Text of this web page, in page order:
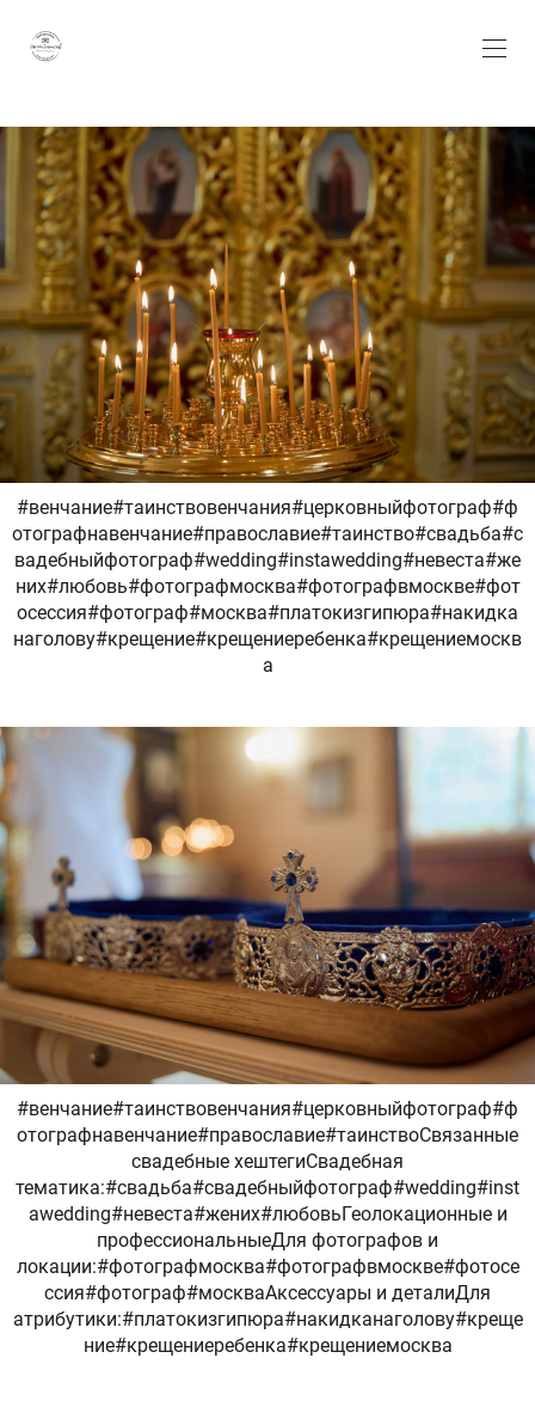
#венчание#таинствовенчания#церковныйфотограф#ф
отографнавенчание#православие#таинство#свадьба#с
вадебныйфотограф#wedding#instawedding#невеста#же
них#любовь#фотографмосква#фотографвмоскве#фот
осессия#фотограф#москва#платокизгипюра#накидка
наголову#крещение#крещениеребенка#крещениемоскв
а
#венчание#таинствовенчания#церковныйфотограф#ф
отографнавенчание#православие#таинствоСвязанные
свадебные хештегиСвадебная
тематика:#свадьба#свадебныйфотограф#wedding#inst
awedding#невеста#жених#любовьГеолокационные и
профессиональныеДля фотографов и
локации:#фотографмосква#фотографвмоскве#фотосе
ссия#фотограф#москваАксессуары и деталиДля
атрибутики:#платокизгипюра#накидканаголову#креще
ние#крещениеребенка#крещениемосква